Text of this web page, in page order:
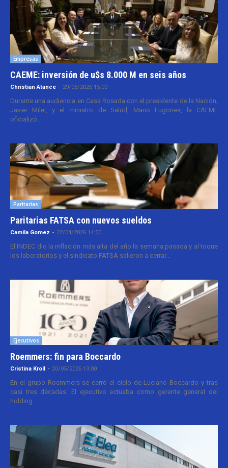
Empresas
CAEME: inversión de u$s 8.000 M en seis años
Christian Atance - 29/05/2026 15:00
Durante una audiencia en Casa Rosada con el presidente de la Nación,
Javier Milei, y el ministro de Salud, Mario Lugones, la CAEME
oficializó...
Paritarias
Paritarias FATSA con nuevos sueldos
Camila Gomez - 22/04/2026 14:30
El INDEC dio la inflación más alta del año la semana pasada y al toque
los laboratorios y el sindicato FATSA salieron a cerrar...
Ejecutivos
Roemmers: fin para Boccardo
Cristina Kroll - 20/05/2026 13:00
En el grupo Roemmers se cerró el ciclo de Luciano Boccardo y tras
casi tres décadas. El ejecutivo actuaba como gerente general del
holding...